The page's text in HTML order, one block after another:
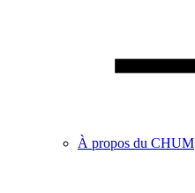
À propos du CHUM